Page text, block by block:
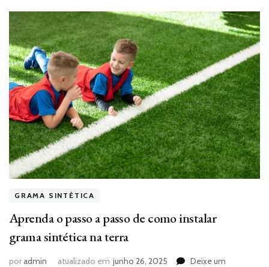
GRAMA SINTÉTICA
Aprenda o passo a passo de como instalar
grama sintética na terra
poradmin atualizado em junho 26, 2025
Deixe um